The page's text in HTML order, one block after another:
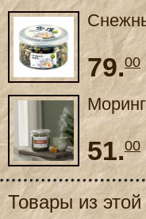
79.00
51.00
Товары из